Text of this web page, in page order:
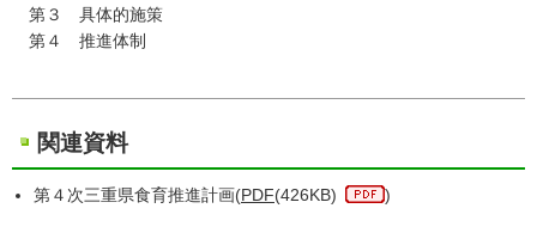
第３ 具体的施策
第４ 推進体制
関連資料
第４次三重県食育推進計画(PDF(426KB) )